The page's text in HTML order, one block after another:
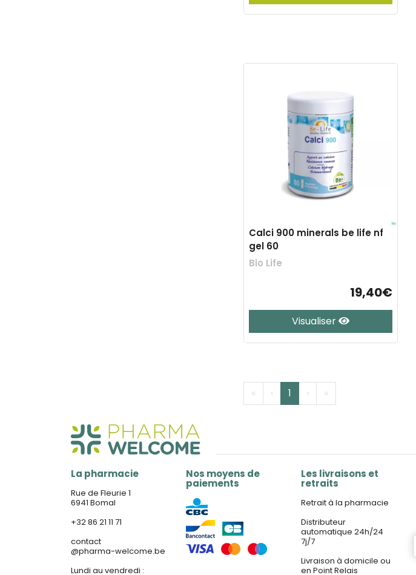
Calci 900 minerals be life nf
gel 60
Bio Life
19,40€
Visualiser
« ‹ 1 › »
La pharmacie
Rue de Fleurie 1
6941 Bomal
+32 86 21 11 71
contact
@pharma-welcome.be
Lundi au vendredi :
Nos moyens de
paiements
Les livraisons et
retraits
Retrait à la pharmacie
Distributeur
automatique 24h/24
7j/7
Livraison à domicile ou
en Point Relais